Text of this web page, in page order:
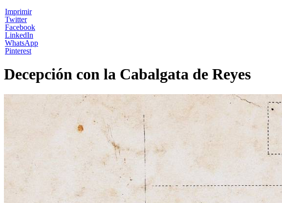
Imprimir
Twitter
Facebook
LinkedIn
WhatsApp
Pinterest
Decepción con la Cabalgata de Reyes